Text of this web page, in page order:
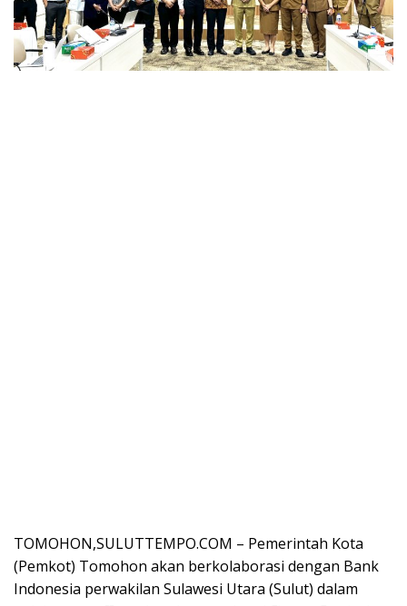
TOMOHON,SULUTTEMPO.COM – Pemerintah Kota
(Pemkot) Tomohon akan berkolaborasi dengan Bank
Indonesia perwakilan Sulawesi Utara (Sulut) dalam